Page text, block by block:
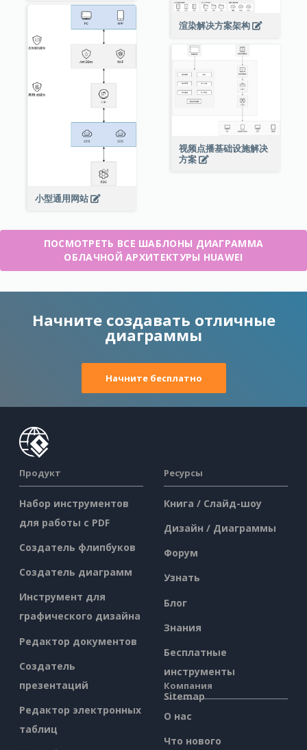
渲染解决方案架构
小型通用网站
视频点播基础设施解决
方案
ПОСМОТРЕТЬ ВСЕ ШАБЛОНЫ ДИАГРАММА
ОБЛАЧНОЙ АРХИТЕКТУРЫ HUAWEI
Начните создавать отличные
диаграммы
Начните бесплатно
Продукт
Набор инструментов
для работы с PDF
Создатель флипбуков
Создатель диаграмм
Инструмент для
графического дизайна
Редактор документов
Создатель
презентаций
Редактор электронных
таблиц
Ресурсы
Книга / Слайд-шоу
Дизайн / Диаграммы
Форум
Узнать
Блог
Знания
Бесплатные
инструменты
Sitemap
Компания
О нас
Что нового